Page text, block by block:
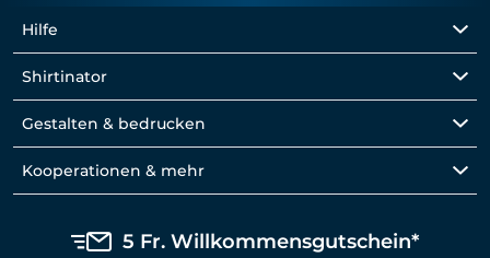
Hilfe
Shirtinator
Gestalten & bedrucken
Kooperationen & mehr
5 Fr. Willkommensgutschein*